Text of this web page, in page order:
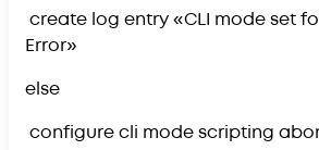
create log entry «CLI mode set
Error»
else
configure cli mode scripting